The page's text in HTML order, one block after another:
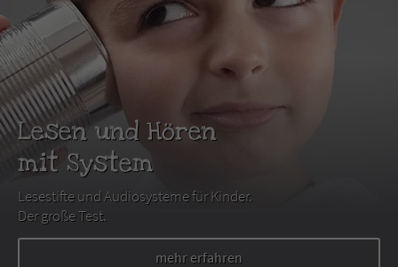
Lesen und Hören
mit System
Lesestifte und Audiosysteme für Kinder.
Der große Test.
mehr erfahren